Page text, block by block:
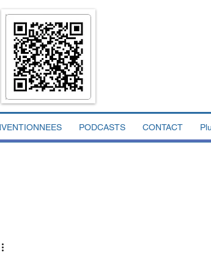
PODCASTS CONTACT